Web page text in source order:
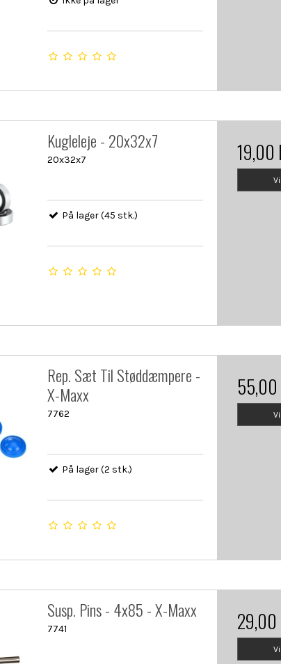
Kugleleje - 20x32x7
20x32x7
På lager (45 stk.)
19,00
Rep. Sæt Til Støddæmpere -
X-Maxx
7762
På lager (2 stk.)
55,00
Susp. Pins - 4x85 - X-Maxx
7741 29,00